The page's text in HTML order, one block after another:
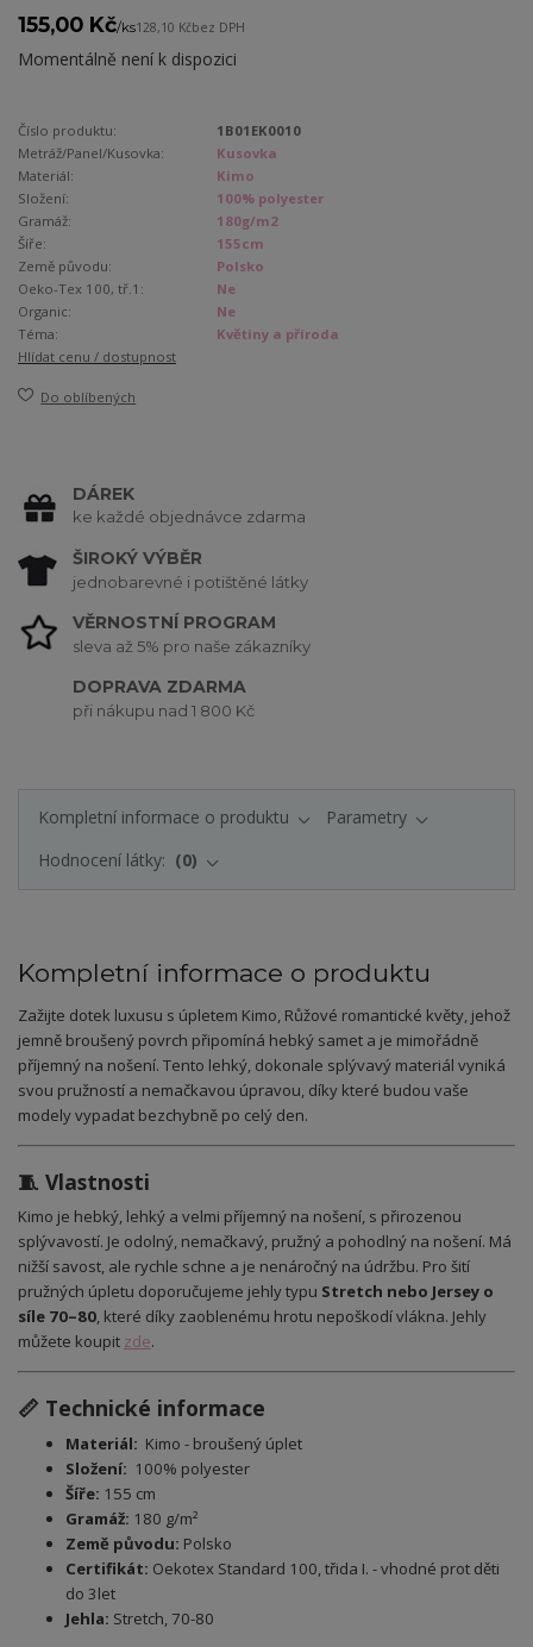
155,00 Kč/ks128,10 Kčbez DPH
Momentálně není k dispozici
Číslo produktu:
1B01EK0010
Metráž/Panel/Kusovka:
Kusovka
Materiál:
Kimo
Složení:
100% polyester
Gramáž:
180g/m2
Šíře:
155cm
Země původu:
Polsko
Oeko-Tex 100, tř.1:
Ne
Organic:
Ne
Téma:
Květiny a příroda
Hlídat cenu / dostupnost
Do oblíbených
DÁREK
ke každé objednávce zdarma
ŠIROKÝ VÝBĚR
jednobarevné i potištěné látky
VĚRNOSTNÍ PROGRAM
sleva až 5% pro naše zákazníky
DOPRAVA ZDARMA
při nákupu nad 1 800 Kč
Kompletní informace o produktu
Parametry
Hodnocení látky:
0
Kompletní informace o produktu
Zažijte dotek luxusu s úpletem Kimo, Růžové romantické květy, jehož
jemně broušený povrch připomíná hebký samet a je mimořádně
příjemný na nošení. Tento lehký, dokonale splývavý materiál vyniká
svou pružností a nemačkavou úpravou, díky které budou vaše
modely vypadat bezchybně po celý den.
🧵 Vlastnosti
Kimo je hebký, lehký a velmi příjemný na nošení, s přirozenou
splývavostí. Je odolný, nemačkavý, pružný a pohodlný na nošení. Má
nižší savost, ale rychle schne a je nenáročný na údržbu. Pro šití
pružných úpletu doporučujeme jehly typu Stretch nebo Jersey o
síle 70–80, které díky zaoblenému hrotu nepoškodí vlákna. Jehly
můžete koupit zde.
📏 Technické informace
Materiál: Kimo - broušený úplet
Složení: 100% polyester
Šíře: 155 cm
Gramáž: 180 g/m²
Země původu: Polsko
Certifikát: Oekotex Standard 100, třida I. - vhodné prot děti
do 3let
Jehla: Stretch, 70-80